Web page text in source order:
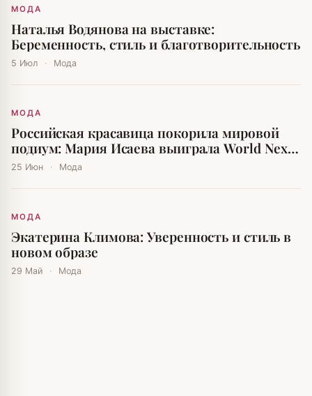
МОДА
Наталья Водянова на выставке:
Беременность, стиль и благотворительность
5 Июл · Мода
МОДА
Российская красавица покорила мировой
подиум: Мария Исаева выиграла World Next
Top Model
25 Июн · Мода
МОДА
Экатерина Климова: Уверенность и стиль в
новом образе
29 Май · Мода